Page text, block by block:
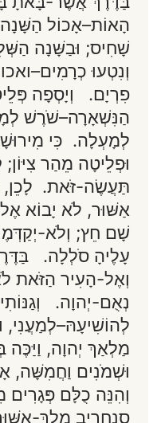
הָאוֹת–אָכוֹל
שָׁחִיס; וּבַשָּׁנָה
וְנִטְעוּ
פִרְיָם. וְיָסְפָה
הַנִּשְׁאָרָה–שֹׁרֶשׁ
לְמָעְלָה. כִּי
וּפְלֵיטָה מֵהַר
תַּעֲשֶׂה-זֹּאת.
אַשּׁוּר, לֹא יָבוֹא
שָׁם חֵץ; וְלֹא-
עָלֶיהָ סֹלְלָה.
וְאֶל-הָעִיר הַזֹּאת
נְאֻם-יְהוָה.
לְהוֹשִׁיעָהּ–לְמַעֲנִי,
מַלְאַךְ יְהוָה,
וּשְׁמֹנִים וַחֲמִשָּׁה,
וְהִנֵּה כֻלָּם פְּגָרִים
סַנְחֵרִיב מֶלֶךְ-